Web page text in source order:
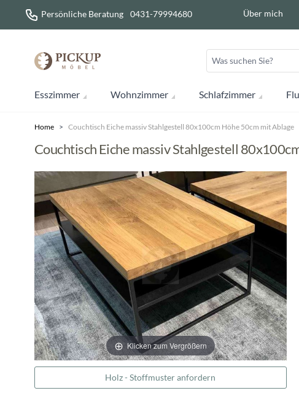
Direkt zum Inhalt
Persönliche Beratung 0431-79994680 Über mich
Esszimmer Wohnzimmer Schlafzimmer
Home > Couchtisch Eiche massiv Stahlgestell 80x100cm Höhe 50cm mit Ablage
Couchtisch Eiche massiv Stahlgestell
Klicken zum Vergrößern
Holz - Stoffmuster anfordern